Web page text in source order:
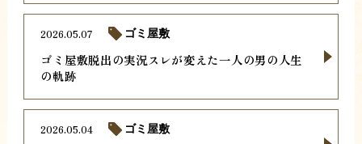
ゴミ屋敷脱出の実況スレが変えた一人の男の人生
の軌跡
2026.05.07 ゴミ屋敷
2026.05.04 ゴミ屋敷